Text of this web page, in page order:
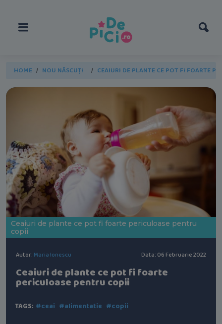
HOME NOU NĂSCUȚI CEAIURI DE PLANTE CE POT FI FOARTE
Ceaiuri de plante ce pot fi foarte periculoase pentru
copii
Autor: Maria Ionescu Data: 06 Februarie 2022
Ceaiuri de plante ce pot fi foarte
periculoase pentru copii
TAGS: #ceai #alimentatie #copii